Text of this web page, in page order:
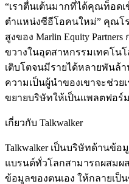
“เราตื่นเต้นมากที่ได้คุณท็อดเ
ตำแหน่งซีอีโอคนใหม่” คุณโ
สูงของ Marlin Equity
ขวางในอุตสาหกรรมเทคโน
เติบโตจนมีรายได้หลายพันล้
ความเป็นผู้นำของเขาจะช่วย
ขยายบริษัทให้เป็นแพลตฟอ
เกี่ยวกับ Talkwalker
Talkwalker เป็นบริษัทด้านข้
แบรนด์ทั่วโลกสามารถผสมผ
ข้อมูลของตนเอง ให้กลายเป็